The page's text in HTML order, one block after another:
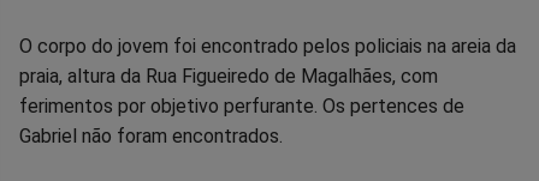
O corpo do jovem foi encontrado pelos policiais na areia da
praia, altura da Rua Figueiredo de Magalhães, com
ferimentos por objetivo perfurante. Os pertences de
Gabriel não foram encontrados.